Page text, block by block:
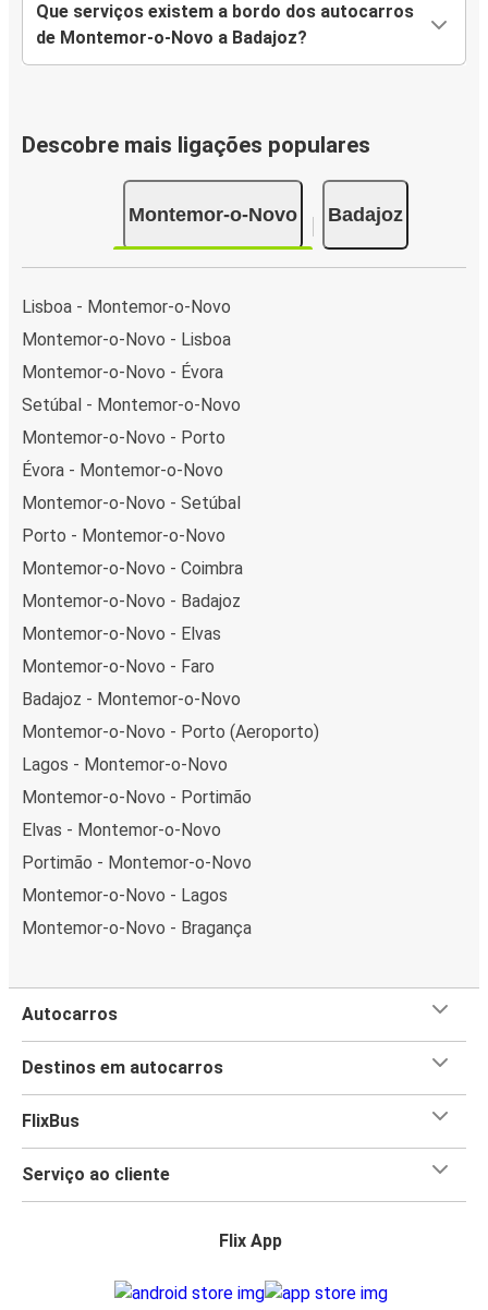
Que serviços existem a bordo dos autocarros
de Montemor-o-Novo a Badajoz?
Descobre mais ligações populares
Montemor-o-Novo Badajoz
Lisboa - Montemor-o-Novo
Montemor-o-Novo - Lisboa
Montemor-o-Novo - Évora
Setúbal - Montemor-o-Novo
Montemor-o-Novo - Porto
Évora - Montemor-o-Novo
Montemor-o-Novo - Setúbal
Porto - Montemor-o-Novo
Montemor-o-Novo - Coimbra
Montemor-o-Novo - Badajoz
Montemor-o-Novo - Elvas
Montemor-o-Novo - Faro
Badajoz - Montemor-o-Novo
Montemor-o-Novo - Porto (Aeroporto)
Lagos - Montemor-o-Novo
Montemor-o-Novo - Portimão
Elvas - Montemor-o-Novo
Portimão - Montemor-o-Novo
Montemor-o-Novo - Lagos
Montemor-o-Novo - Bragança
Autocarros
Destinos em autocarros
FlixBus
Serviço ao cliente
Flix App